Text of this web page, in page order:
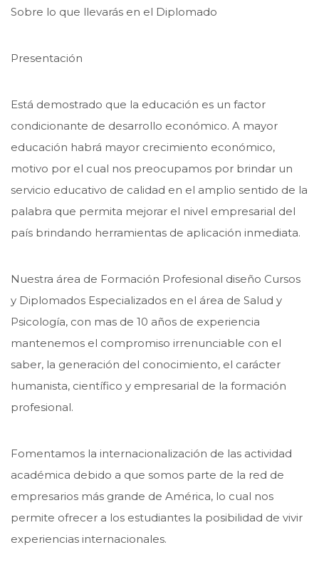
Sobre lo que llevarás en el Diplomado
Presentación
Está demostrado que la educación es un factor
condicionante de desarrollo económico. A mayor
educación habrá mayor crecimiento económico,
motivo por el cual nos preocupamos por brindar un
servicio educativo de calidad en el amplio sentido de la
palabra que permita mejorar el nivel empresarial del
país brindando herramientas de aplicación inmediata.
Nuestra área de Formación Profesional diseño Cursos
y Diplomados Especializados en el área de Salud y
Psicología, con mas de 10 años de experiencia
mantenemos el compromiso irrenunciable con el
saber, la generación del conocimiento, el carácter
humanista, científico y empresarial de la formación
profesional.
Fomentamos la internacionalización de las actividad
académica debido a que somos parte de la red de
empresarios más grande de América, lo cual nos
permite ofrecer a los estudiantes la posibilidad de vivir
experiencias internacionales.